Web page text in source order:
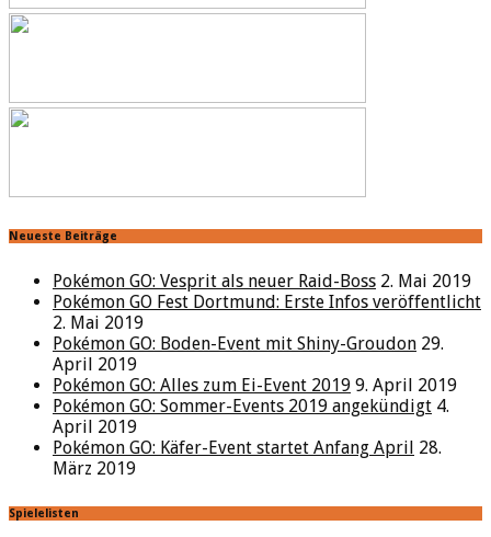
Neueste Beiträge
Pokémon GO: Vesprit als neuer Raid-Boss 2. Mai 2019
Pokémon GO Fest Dortmund: Erste Infos veröffentlicht
2. Mai 2019
Pokémon GO: Boden-Event mit Shiny-Groudon 29.
April 2019
Pokémon GO: Alles zum Ei-Event 2019 9. April 2019
Pokémon GO: Sommer-Events 2019 angekündigt 4.
April 2019
Pokémon GO: Käfer-Event startet Anfang April 28.
März 2019
Spielelisten